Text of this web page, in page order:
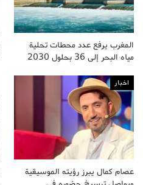
المغرب يرفع عدد محطات تحلية
مياه البحر إلى 36 بحلول 2030
اخبار
عصام كمال يبرز رؤيته الموسيقية